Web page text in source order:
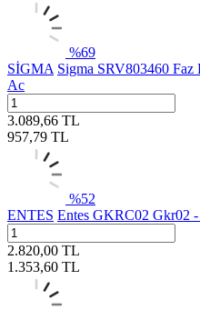
%69
SİGMA Sigma SRV803460 Faz
Ac
3.089,66 TL
957,79 TL
%52
ENTES Entes GKRC02 Gkr02
2.820,00 TL
1.353,60 TL